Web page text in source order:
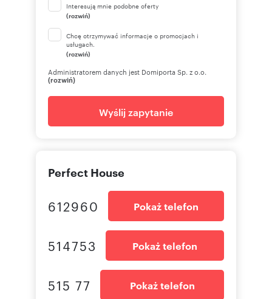
Interesują mnie podobne oferty
(rozwiń)
Chcę otrzymywać informacje o promocjach i
usługach.
(rozwiń)
Administratorem danych jest Domiporta Sp. z o.o.
(rozwiń)
Wyślij zapytanie
Perfect House
612960 Pokaż telefon
514753 Pokaż telefon
515 77 Pokaż telefon